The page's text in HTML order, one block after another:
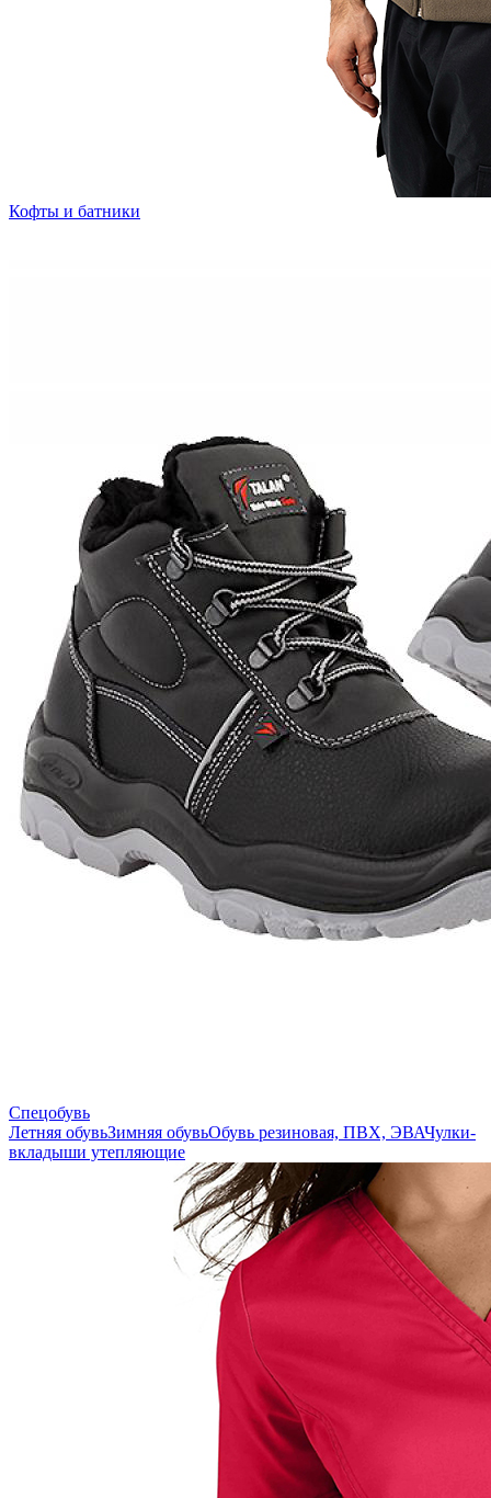
Кофты и батники
Спецобувь
Летняя обувьЗимняя обувьОбувь резиновая, ПВХ, ЭВАЧулки-
вкладыши утепляющие